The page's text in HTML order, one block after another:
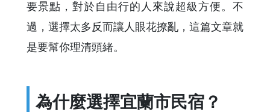
要景點，對於自由行的人來說超級方便。不
過，選擇太多反而讓人眼花撩亂，這篇文章就
是要幫你理清頭緒。
為什麼選擇宜蘭市民宿？